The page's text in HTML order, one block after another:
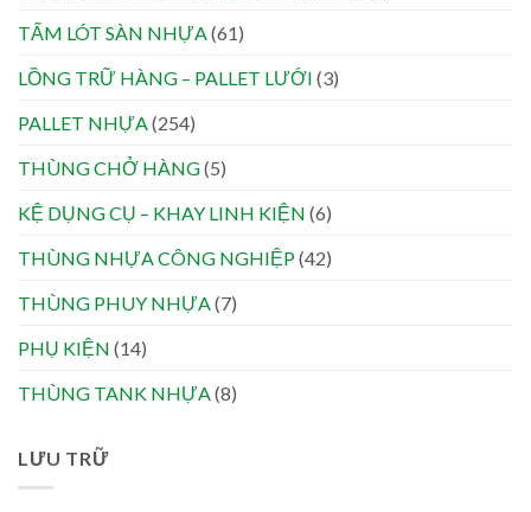
TẤM LÓT SÀN NHỰA(61)
LỒNG TRỮ HÀNG – PALLET LƯỚI (3)
PALLET NHỰA(254)
THÙNG CHỞ HÀNG(5)
KỆ DỤNG CỤ – KHAY LINH KIỆN (6)
THÙNG NHỰA CÔNG NGHIỆP(42)
THÙNG PHUY NHỰA(7)
PHỤ KIỆN (14)
THÙNG TANK NHỰA(8)
LƯU TRỮ